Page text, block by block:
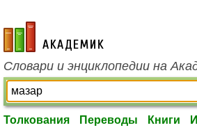
academic.ru
Словари и энциклопедии на
Толкования Переводы Книги